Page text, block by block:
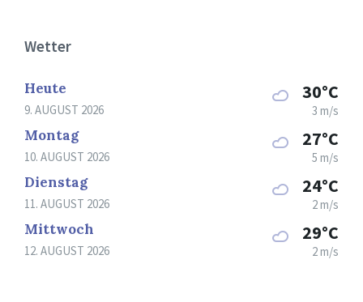
Wetter
Heute
9. AUGUST 2026
30°C
3 m/s
Montag
10. AUGUST 2026
27°C
5 m/s
Dienstag
11. AUGUST 2026
24°C
2 m/s
Mittwoch
12. AUGUST 2026
29°C
2 m/s